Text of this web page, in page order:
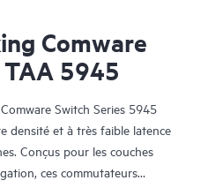
Comware
5945
Switch Series 5945
densité et à très faible latence
Conçus pour les couches
ces commutateurs